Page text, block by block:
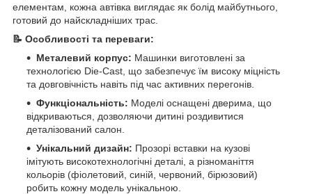
елементам, кожна автівка виглядає як болід майбутнього,
готовий до найскладніших трас.
📝 Особливості та переваги:
Металевий корпус: Машинки виготовлені за
технологією Die-Cast, що забезпечує їм високу міцність
та довговічність навіть під час активних перегонів.
Функціональність: Моделі оснащені дверима, що
відкриваються, дозволяючи дитині роздивитися
деталізований салон.
Унікальний дизайн: Прозорі вставки на кузові
імітують високотехнологічні деталі, а різноманіття
кольорів (фіолетовий, синій, червоний, бірюзовий)
робить кожну модель унікальною.